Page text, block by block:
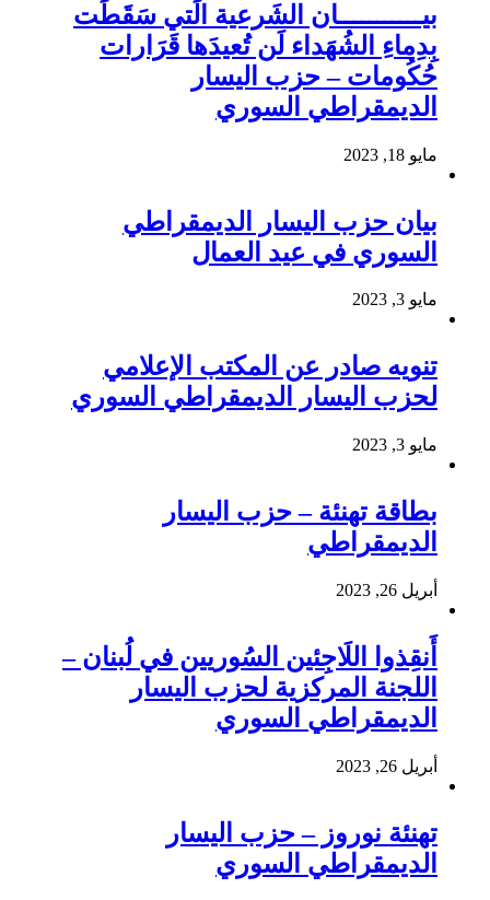
بيـــــــــــان الشَرعية الَتي سَقَطَت
بِدِماءِ الشُهَداء لَن تُعيدَها قَرَارات
حُكُومات – حزب اليسار
الديمقراطي السوري
مايو 18, 2023
بيان حزب اليسار الديمقراطي
السوري في عيد العمال
مايو 3, 2023
تنويه صادر عن المكتب الإعلامي
لحزب اليسار الديمقراطي السوري
مايو 3, 2023
بطاقة تهنئة – حزب اليسار
الديمقراطي
أبريل 26, 2023
أَنقِذوا اللَاجِئين السُوريين في لُبنان –
اللجنة المركزية لحزب اليسار
الديمقراطي السوري
أبريل 26, 2023
تهنئة نوروز – حزب اليسار
الديمقراطي السوري